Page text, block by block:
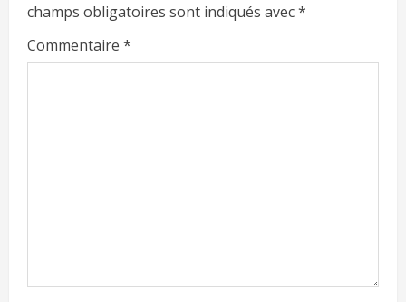
champs obligatoires sont indiqués avec*
Commentaire *